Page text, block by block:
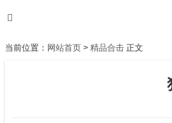
当前位置： 网站首页 > 精品合击 正文